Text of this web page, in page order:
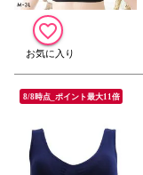
8/8時点_ポイント最大11倍